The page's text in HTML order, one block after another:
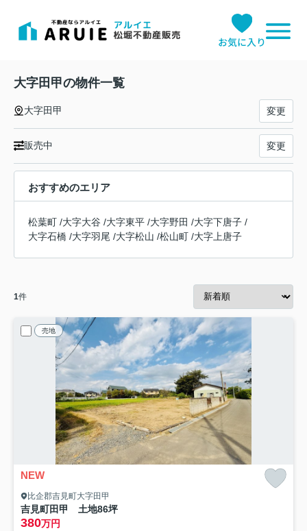
お気に入り
大字田甲の物件一覧
大字田甲 変更
販売中 変更
おすすめのエリア
松葉町 /大字大谷 /大字東平 /大字野田 /大字下唐子 /
大字石橋 /大字羽尾 /大字松山 /松山町 /大字上唐子
1件
売地
NEW
比企郡吉見町大字田甲
吉見町田甲 土地86坪
380万円